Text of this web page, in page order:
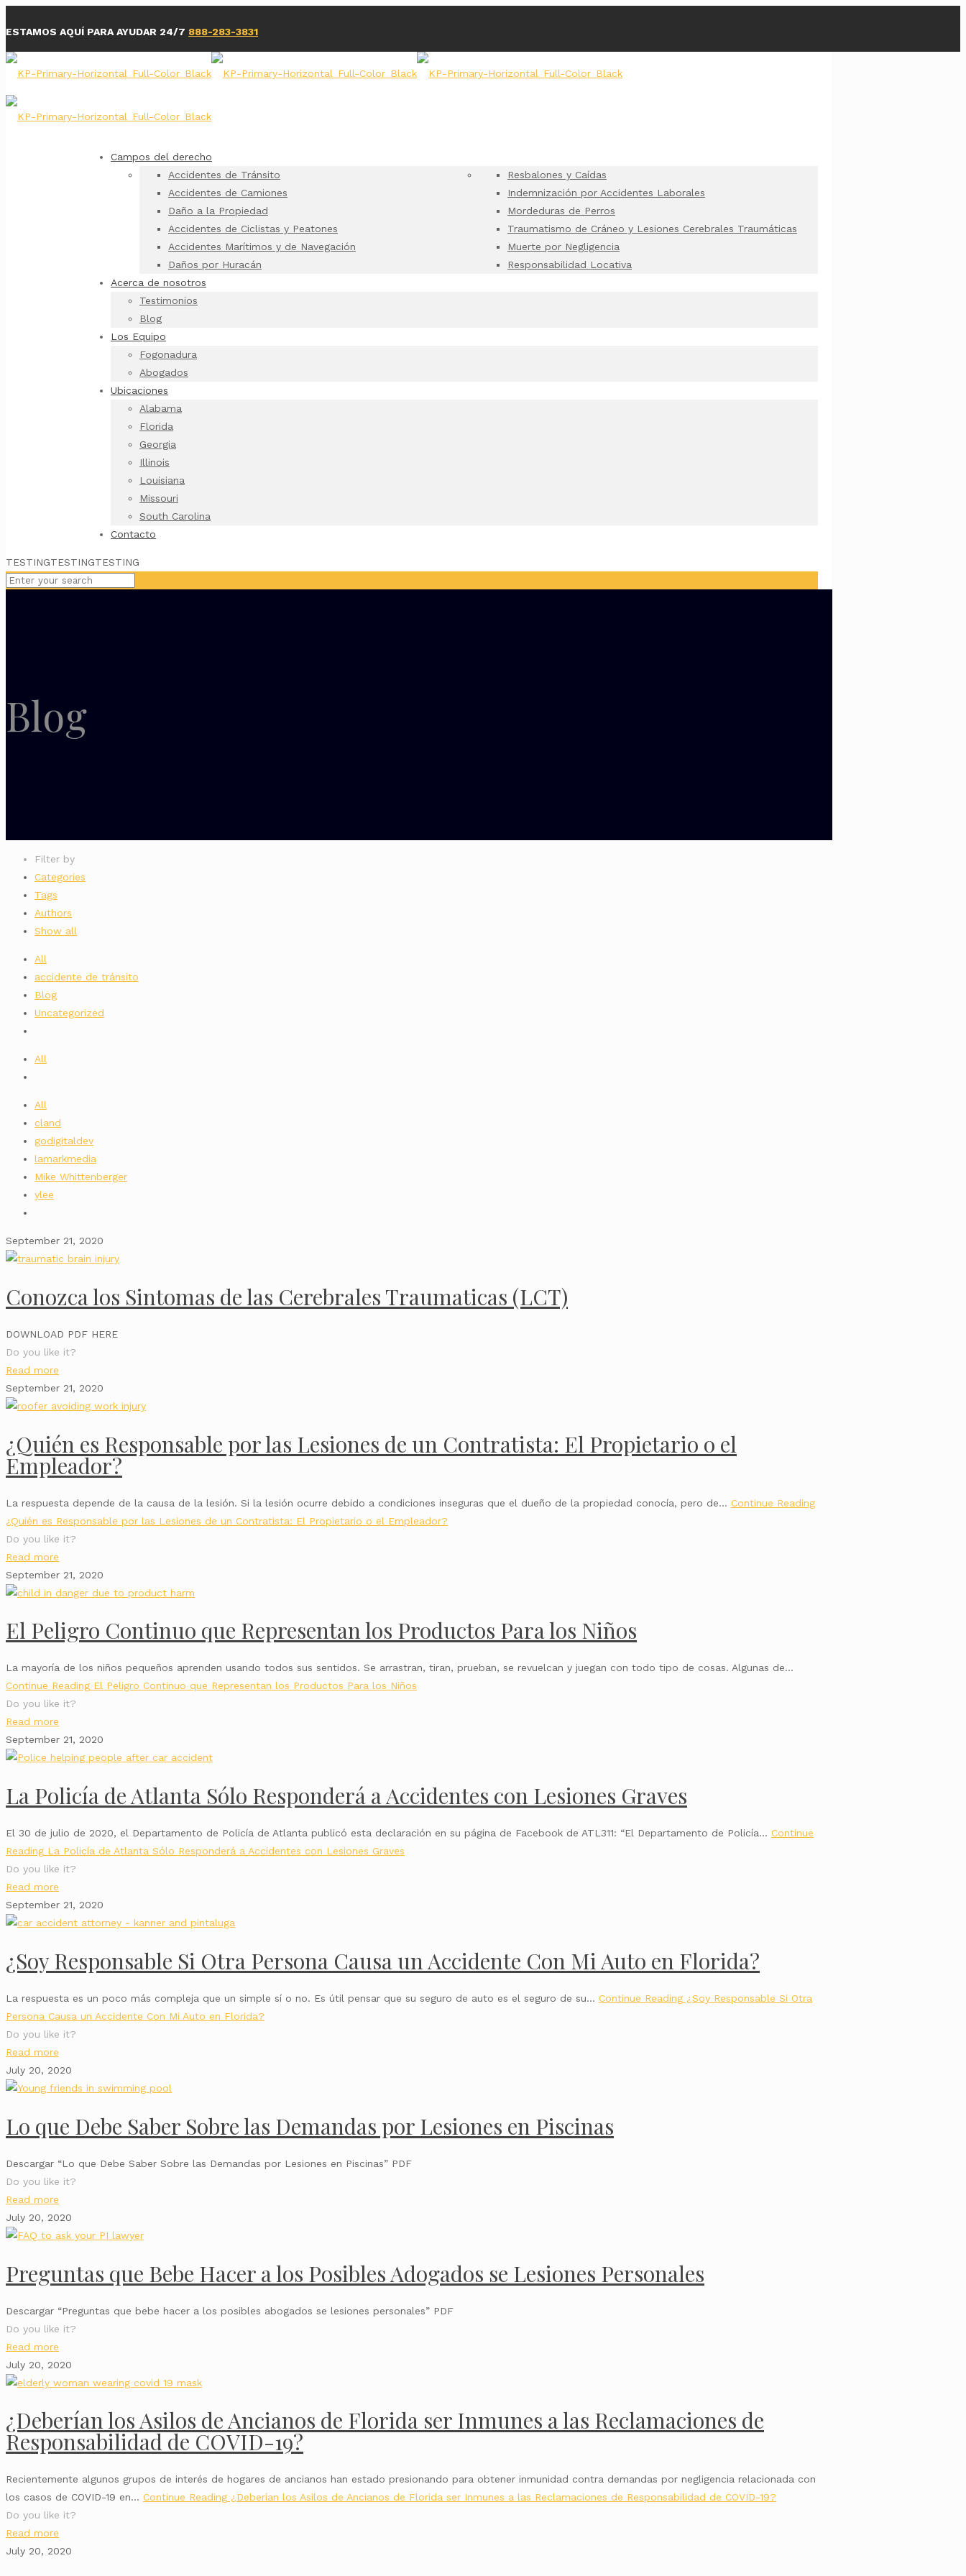
ESTAMOS AQUÍ PARA AYUDAR 24/7 888-283-3831
Campos del derecho
Accidentes de Tránsito
Accidentes de Camiones
Daño a la Propiedad
Accidentes de Ciclistas y Peatones
Accidentes Marítimos y de Navegación
Daños por Huracán
Resbalones y Caídas
Indemnización por Accidentes Laborales
Mordeduras de Perros
Traumatismo de Cráneo y Lesiones Cerebrales Traumáticas
Muerte por Negligencia
Responsabilidad Locativa
Acerca de nosotros
Testimonios
Blog
Los Equipo
Fogonadura
Abogados
Ubicaciones
Alabama
Florida
Georgia
Illinois
Louisiana
Missouri
South Carolina
Contacto
TESTINGTESTINGTESTING
Blog
Filter by
Categories
Tags
Authors
Show all
All
accidente de tránsito
Blog
Uncategorized
All
All
cland
godigitaldev
lamarkmedia
Mike Whittenberger
ylee
September 21, 2020
Conozca los Sintomas de las Cerebrales Traumaticas (LCT)
DOWNLOAD PDF HERE
Do you like it?
Read more
September 21, 2020
¿Quién es Responsable por las Lesiones de un Contratista: El Propietario o el
Empleador?
La respuesta depende de la causa de la lesión. Si la lesión ocurre debido a condiciones inseguras que el dueño de la propiedad conocía, pero de… Continue Reading
¿Quién es Responsable por las Lesiones de un Contratista: El Propietario o el Empleador?
Do you like it?
Read more
September 21, 2020
El Peligro Continuo que Representan los Productos Para los Niños
La mayoría de los niños pequeños aprenden usando todos sus sentidos. Se arrastran, tiran, prueban, se revuelcan y juegan con todo tipo de cosas. Algunas de…
Continue Reading El Peligro Continuo que Representan los Productos Para los Niños
Do you like it?
Read more
September 21, 2020
La Policía de Atlanta Sólo Responderá a Accidentes con Lesiones Graves
El 30 de julio de 2020, el Departamento de Policía de Atlanta publicó esta declaración en su página de Facebook de ATL311: “El Departamento de Policía… Continue
Reading La Policía de Atlanta Sólo Responderá a Accidentes con Lesiones Graves
Do you like it?
Read more
September 21, 2020
¿Soy Responsable Si Otra Persona Causa un Accidente Con Mi Auto en Florida?
La respuesta es un poco más compleja que un simple sí o no. Es útil pensar que su seguro de auto es el seguro de su… Continue Reading ¿Soy Responsable Si Otra
Persona Causa un Accidente Con Mi Auto en Florida?
Do you like it?
Read more
July 20, 2020
Lo que Debe Saber Sobre las Demandas por Lesiones en Piscinas
Descargar “Lo que Debe Saber Sobre las Demandas por Lesiones en Piscinas” PDF
Do you like it?
Read more
July 20, 2020
Preguntas que Bebe Hacer a los Posibles Adogados se Lesiones Personales
Descargar “Preguntas que bebe hacer a los posibles abogados se lesiones personales” PDF
Do you like it?
Read more
July 20, 2020
¿Deberían los Asilos de Ancianos de Florida ser Inmunes a las Reclamaciones de
Responsabilidad de COVID-19?
Recientemente algunos grupos de interés de hogares de ancianos han estado presionando para obtener inmunidad contra demandas por negligencia relacionada con
los casos de COVID-19 en… Continue Reading ¿Deberían los Asilos de Ancianos de Florida ser Inmunes a las Reclamaciones de Responsabilidad de COVID-19?
Do you like it?
Read more
July 20, 2020